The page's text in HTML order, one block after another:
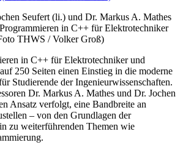
Seufert (li.) und Dr. Markus A. Mathes
in C++ für Elektrotechniker
THWS / Volker Groß)
in C++ für Elektrotechniker und
250 Seiten einen Einstieg in die moderne
Studierende der Ingenieurwissenschaften.
Dr. Markus A. Mathes und Dr. Jochen
Ansatz verfolgt, eine Bandbreite an
– von den Grundlagen der
zu weiterführenden Themen wie